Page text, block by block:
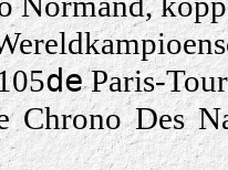
deParis-
Des